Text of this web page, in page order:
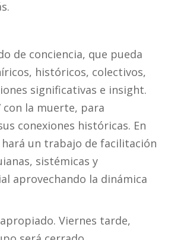
de conciencia, que pueda
históricos, colectivos,
significativas e insight.
con la muerte, para
conexiones históricas. En
un trabajo de facilitación
sistémicas y
aprovechando la dinámica
Viernes tarde,